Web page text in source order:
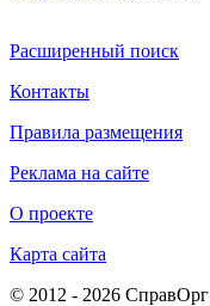
Расширенный поиск
Контакты
Правила размещения
Реклама на сайте
О проекте
Карта сайта
© 2012 - 2026 СправОрг